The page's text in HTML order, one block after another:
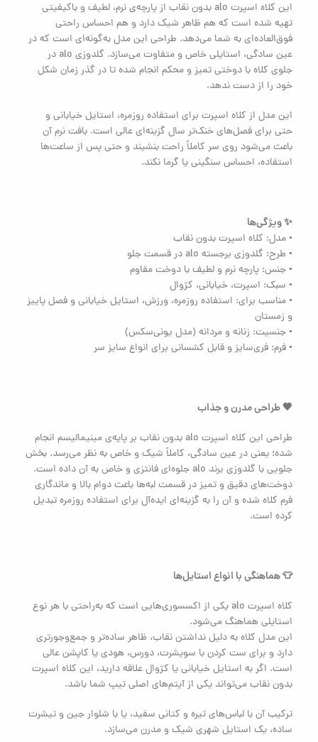
این کلاه اسپرت alo بدون نقاب از پارچه‌ی نرم، لطیف و باکیفیتی
تهیه شده است که هم ظاهر شیک دارد و هم احساس راحتی
فوق‌العاده‌ای به شما می‌دهد. طراحی این مدل به‌گونه‌ای است که در
عین سادگی، استایلی خاص و متفاوت می‌سازد. گلدوزی alo در
جلوی کلاه با دوختی تمیز و محکم انجام شده تا در گذر زمان شکل
خود را از دست ندهد.
این مدل از کلاه اسپرت برای استفاده روزمره، استایل خیابانی و
حتی برای فصل‌های خنک‌تر سال گزینه‌ای عالی است. بافت نرم آن
باعث می‌شود روی سر کاملاً راحت بنشیند و حتی پس از ساعت‌ها
استفاده، احساس سنگینی یا گرما نکند.
✨ ویژگی‌ها
• مدل: کلاه اسپرت بدون نقاب
• طرح: گلدوزی برجسته alo در قسمت جلو
• جنس: پارچه نرم و لطیف با دوخت مقاوم
• سبک: اسپرت، خیابانی، کژوال
• مناسب برای: استفاده روزمره، ورزش، استایل خیابانی و فصل پاییز
و زمستان
• جنسیت: زنانه و مردانه (مدل یونی‌سکس)
• فرم: فری‌سایز و قابل کشسانی برای انواع سایز سر
🖤 طراحی مدرن و جذاب
طراحی این کلاه اسپرت alo بدون نقاب بر پایه‌ی مینیمالیسم انجام
شده؛ یعنی در عین سادگی، کاملاً شیک و خاص به نظر می‌رسد. بخش
جلویی با گلدوزی برند alo جلوه‌ای فانتزی و خاص به آن داده است.
دوخت‌های دقیق و تمیز در قسمت لبه‌ها باعث دوام بالا و ماندگاری
فرم کلاه شده و آن را به گزینه‌ای ایده‌آل برای استفاده روزمره تبدیل
کرده است.
👕 هماهنگی با انواع استایل‌ها
کلاه اسپرت alo یکی از اکسسوری‌هایی است که به‌راحتی با هر نوع
استایلی هماهنگ می‌شود.
این مدل کلاه به دلیل نداشتن نقاب، ظاهر ساده‌تر و جمع‌وجورتری
دارد و برای ست کردن با سویشرت، دورس، هودی یا کاپشن عالی
است. اگر به استایل خیابانی یا کژوال علاقه دارید، این کلاه اسپرت
بدون نقاب می‌تواند یکی از آیتم‌های اصلی تیپ شما باشد.
ترکیب آن با لباس‌های تیره و کتانی سفید، یا با شلوار جین و تیشرت
ساده، یک استایل شهری شیک و مدرن می‌سازد.